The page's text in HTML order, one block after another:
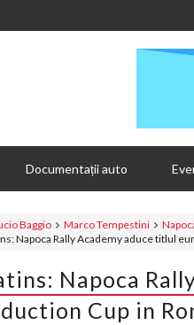
Documentații auto
Baggio Marco Tempestini
Napoca Rally Academy aduce titlul
Napoca
Cup in